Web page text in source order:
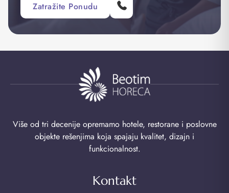
Zatražite Ponudu
Više od tri decenije opremamo hotele, restorane i poslovne
objekte rešenjima koja spajaju kvalitet, dizajn i
funkcionalnost.
Kontakt